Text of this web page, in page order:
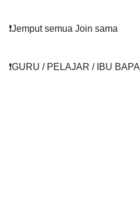
❗️Jemput semua Join sama
❗️GURU / PELAJAR / IBU BAPA